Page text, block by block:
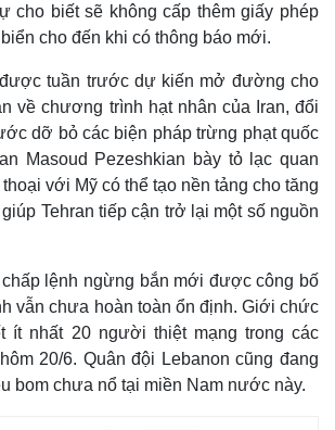
cho biết sẽ không cấp thêm giấy phép
cho đến khi có thông báo mới.
tuần trước dự kiến mở đường cho
về chương trình hạt nhân của Iran, đổi
dỡ bỏ các biện pháp trừng phạt quốc
Masoud Pezeshkian bày tỏ lạc quan
với Mỹ có thể tạo nền tảng cho tăng
Tehran tiếp cận trở lại một số nguồn
lệnh ngừng bắn mới được công bố
vẫn chưa hoàn toàn ổn định. Giới chức
ít nhất 20 người thiệt mạng trong các
20/6. Quân đội Lebanon cũng đang
bom chưa nổ tại miền Nam nước này.